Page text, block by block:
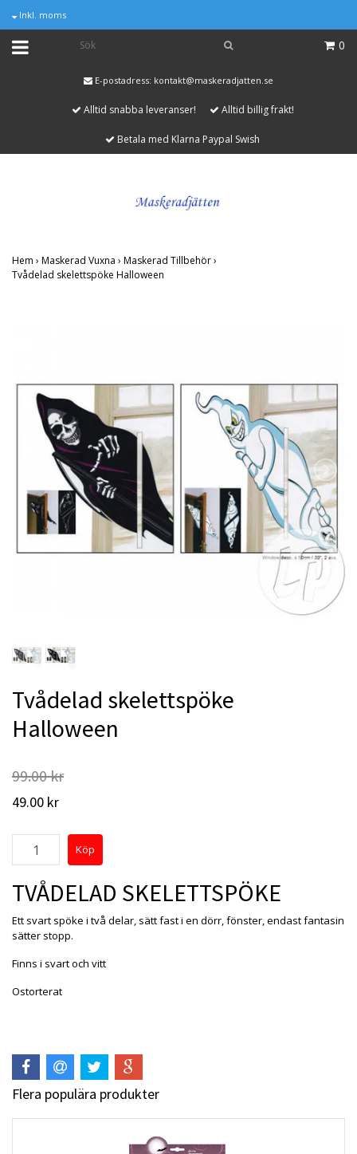
Inkl. moms
0
E-postadress: kontakt@maskeradjatten.se
Alltid snabba leveranser! Alltid billig frakt!
Betala med Klarna Paypal Swish
Hem › Maskerad Vuxna › Maskerad Tillbehör›
Tvådelad skelettspöke Halloween
Tvådelad skelettspöke
Halloween
99.00 kr
49.00 kr
TVÅDELAD SKELETTSPÖKE
Ett svart spöke i två delar, sätt fast i en dörr, fönster, endast fantasin
sätter stopp.
Finns i svart och vitt
Ostorterat
Flera populära produkter